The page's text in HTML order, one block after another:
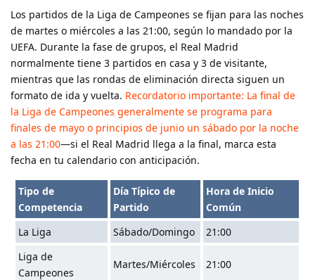
Los partidos de la Liga de Campeones se fijan para las noches
de martes o miércoles a las 21:00, según lo mandado por la
UEFA. Durante la fase de grupos, el Real Madrid
normalmente tiene 3 partidos en casa y 3 de visitante,
mientras que las rondas de eliminación directa siguen un
formato de ida y vuelta. Recordatorio importante: La final de
la Liga de Campeones generalmente se programa para
finales de mayo o principios de junio un sábado por la noche
a las 21:00—si el Real Madrid llega a la final, marca esta
fecha en tu calendario con anticipación.
Tipo de
Competencia
Día Típico de
Partido
Hora de Inicio
Común
La Liga
Sábado/Domingo
21:00
Liga de
Campeones
Martes/Miércoles 21:00